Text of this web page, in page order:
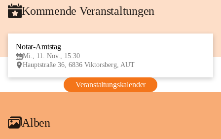
Kommende Veranstaltungen
Notar-Amtstag
Mi., 11. Nov., 15:30
Hauptstraße 36, 6836 Viktorsberg, AUT
Veranstaltungskalender
Alben